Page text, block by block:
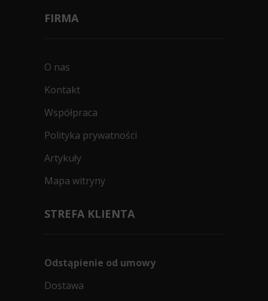
FIRMA
O nas
Kontakt
Współpraca
Polityka prywatności
Artykuły
Mapa witryny
STREFA KLIENTA
Odstąpienie od umowy
Dostawa